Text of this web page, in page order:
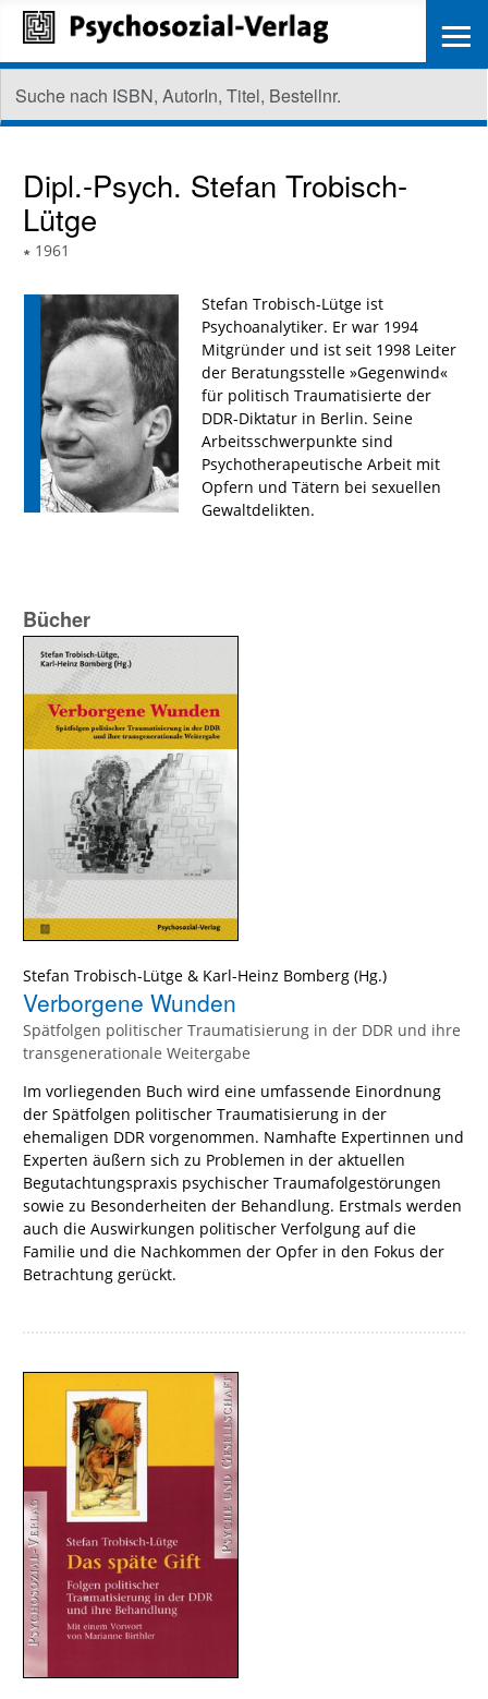
Dipl.-Psych. Stefan Trobisch-
Lütge
∗ 1961
Stefan Trobisch-Lütge ist
Psychoanalytiker. Er war 1994
Mitgründer und ist seit 1998 Leiter
der Beratungsstelle »Gegenwind«
für politisch Traumatisierte der
DDR-Diktatur in Berlin. Seine
Arbeitsschwerpunkte sind
Psychotherapeutische Arbeit mit
Opfern und Tätern bei sexuellen
Gewaltdelikten.
Bücher
Stefan Trobisch-Lütge & Karl-Heinz Bomberg (Hg.)
Verborgene Wunden
Spätfolgen politischer Traumatisierung in der DDR und ihre
transgenerationale Weitergabe
Im vorliegenden Buch wird eine umfassende Einordnung
der Spätfolgen politischer Traumatisierung in der
ehemaligen DDR vorgenommen. Namhafte Expertinnen und
Experten äußern sich zu Problemen in der aktuellen
Begutachtungspraxis psychischer Traumafolgestörungen
sowie zu Besonderheiten der Behandlung. Erstmals werden
auch die Auswirkungen politischer Verfolgung auf die
Familie und die Nachkommen der Opfer in den Fokus der
Betrachtung gerückt.
≡